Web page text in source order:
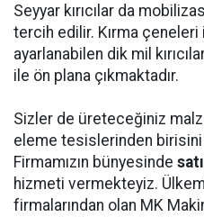
Seyyar kırıcılar da
tercih edilir. Kırma
ayarlanabilen dik mil
ile ön plana çıkmaktadır.
Sizler de üreteceğiniz
eleme tesislerinden
Firmamızın bünyesinde
hizmeti vermekteyiz.
firmalarından olan MK